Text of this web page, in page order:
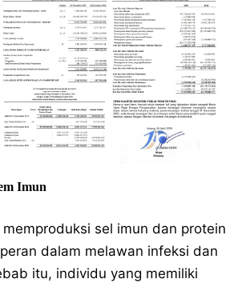
Imun
sel imun dan protein
dalam melawan infeksi dan
itu, individu yang memiliki